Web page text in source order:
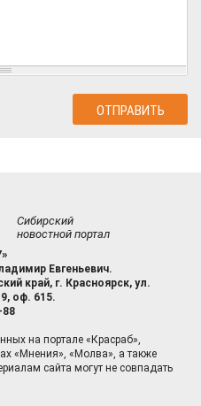
Сибирский
новостной портал
Евгеньевич.
край, г. Красноярск, ул.
оф. 615.
88
на портале «Красраб»,
«Мнения», «Молва», а также
сайта могут не совпадать